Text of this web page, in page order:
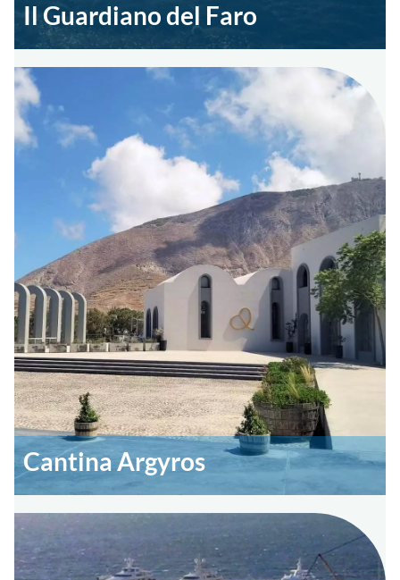
Il Guardiano del Faro
Cantina Argyros